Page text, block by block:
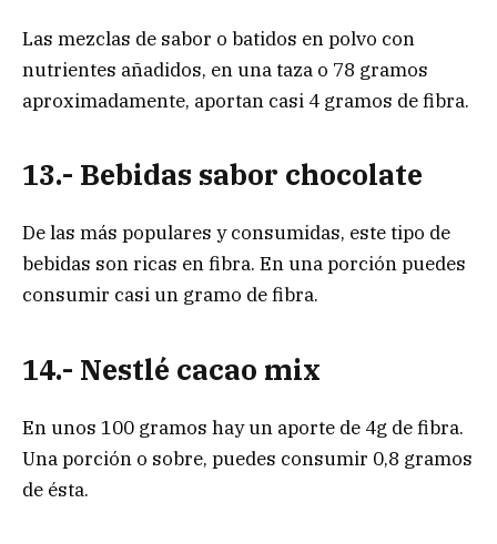
Las mezclas de sabor o batidos en polvo con
nutrientes añadidos, en una taza o 78 gramos
aproximadamente, aportan casi 4 gramos de fibra.
13.- Bebidas sabor chocolate
De las más populares y consumidas, este tipo de
bebidas son ricas en fibra. En una porción puedes
consumir casi un gramo de fibra.
14.- Nestlé cacao mix
En unos 100 gramos hay un aporte de 4g de fibra.
Una porción o sobre, puedes consumir 0,8 gramos
de ésta.